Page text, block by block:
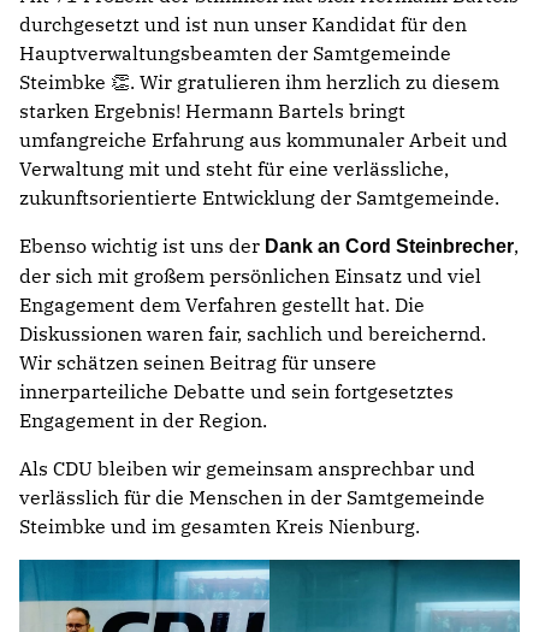
durchgesetzt und ist nun unser Kandidat für den
Hauptverwaltungsbeamten der Samtgemeinde
Steimbke 👏. Wir gratulieren ihm herzlich zu diesem
starken Ergebnis! Hermann Bartels bringt
umfangreiche Erfahrung aus kommunaler Arbeit und
Verwaltung mit und steht für eine verlässliche,
zukunftsorientierte Entwicklung der Samtgemeinde.
Ebenso wichtig ist uns der Dank an Cord Steinbrecher,
der sich mit großem persönlichen Einsatz und viel
Engagement dem Verfahren gestellt hat. Die
Diskussionen waren fair, sachlich und bereichernd.
Wir schätzen seinen Beitrag für unsere
innerparteiliche Debatte und sein fortgesetztes
Engagement in der Region.
Als CDU bleiben wir gemeinsam ansprechbar und
verlässlich für die Menschen in der Samtgemeinde
Steimbke und im gesamten Kreis Nienburg.